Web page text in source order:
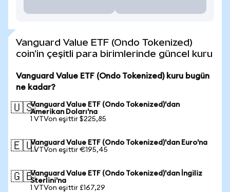
Vanguard Value ETF (Ondo Tokenized)
coin'in çeşitli para birimlerinde güncel kuru
Vanguard Value ETF (Ondo Tokenized) kuru bugün
ne kadar?
🇺🇸Vanguard Value ETF (Ondo Tokenized)'dan
Amerikan Doları'na
1 VTVon eşittir $225,85
🇪🇺Vanguard Value ETF (Ondo Tokenized)'dan Euro'na
1 VTVon eşittir €195,45
🇬🇧Vanguard Value ETF (Ondo Tokenized)'dan İngiliz
Sterlini'na
1 VTVon eşittir £167,29